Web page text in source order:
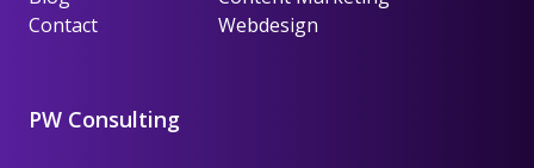
Contact
Webdesign
PW Consulting